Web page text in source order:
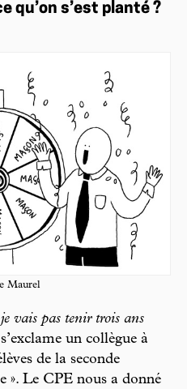
qu’on s’est planté ?
Maurel
vais pas tenir trois ans
s’exclame un collègue à
de la seconde
». Le CPE nous a donné